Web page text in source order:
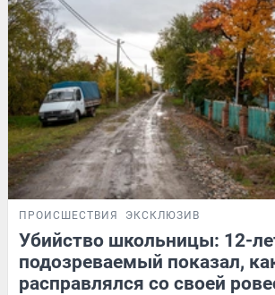
ПРОИСШЕСТВИЯ ЭКСКЛЮЗИВ
Убийство школьницы: 12-
подозреваемый показал,
расправлялся со своей